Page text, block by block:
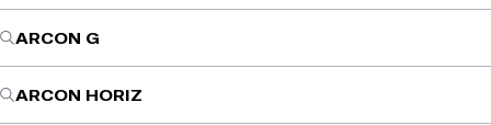
ARCON G
ARCON HORIZ